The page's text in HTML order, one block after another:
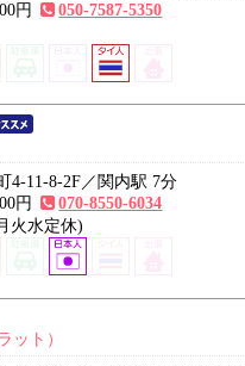
円
050-7587-5350
4-11-8-2F／関内駅 7分
円
070-8550-6034
火水定休)
ット）